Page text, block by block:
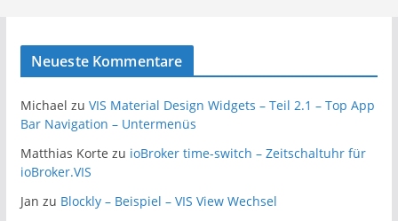
Neueste Kommentare
Michael zu VIS Material Design Widgets – Teil 2.1 – Top App
Bar Navigation – Untermenüs
Matthias Korte zu ioBroker time-switch – Zeitschaltuhr für
ioBroker.VIS
Jan zu Blockly – Beispiel – VIS View Wechsel